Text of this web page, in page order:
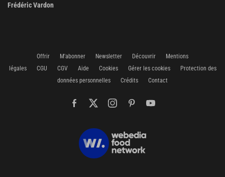
Frédéric Vardon
Offrir M'abonner Newsletter Découvrir
Mentions
légales
CGU CGV Aide Cookies Gérer les cookies
Protection des
données personnelles
Crédits Contact